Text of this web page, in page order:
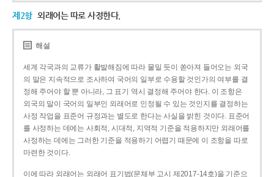
제2항 외래어는 따로 사정한다.
해설
세계 각국과의 교류가 활발해짐에 따라 물밀 듯이 쏟아져 들어오는 외국
의 말은 지속적으로 조사하여 국어의 일부로 수용할 것인가의 여부를 결
정해 주어야 할 뿐 아니라, 그 표기 역시 결정해 주어야 한다. 이 조항은
외국의 말이 국어의 일부인 외래어로 인정될 수 있는 것인지를 결정하는
사정 작업을 표준어 규정과는 별도로 한다는 사실을 밝힌 것이다. 표준어
를 사정하는 데에는 사회적, 시대적, 지역적 기준을 적용하지만 외래어를
사정하는 데에는 그러한 기준을 적용하기 어렵기 때문에 이 조항을 따로
마련한 것이다.
이에 따라 외래어는 외래어 표기법(문체부 고시 제2017-14호)을 기준으